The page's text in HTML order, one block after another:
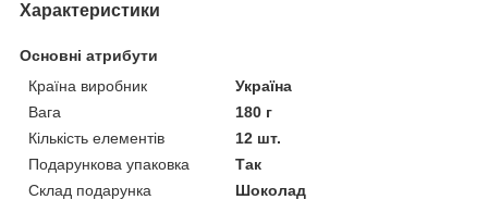
Характеристики
Основні атрибути
Країна виробник
Україна
Вага
180 г
Кількість елементів
12 шт.
Подарункова упаковка
Так
Склад подарунка
Шоколад